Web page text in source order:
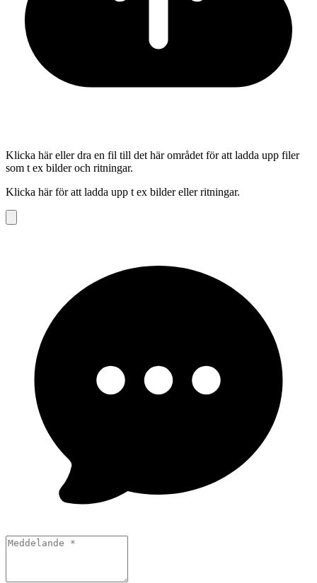
Klicka här eller dra en fil till det här området för att ladda upp filer
som t ex bilder och ritningar.
Klicka här för att ladda upp t ex bilder eller ritningar.